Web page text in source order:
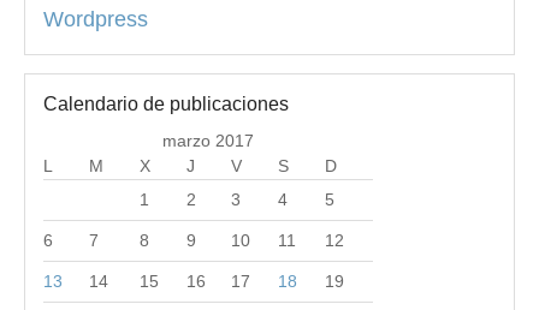
Wordpress
Calendario de publicaciones
marzo 2017
L
M X J V S
D
1
2 3 4 5
6 7 8 9 10 11 12
13 14 15 16 17 18 19